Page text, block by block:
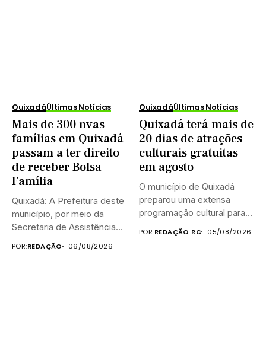
QuixadáÚltimas Notícias
Mais de 300 nvas
famílias em Quixadá
passam a ter direito
de receber Bolsa
Família
Quixadá: A Prefeitura deste
município, por meio da
Secretaria de Assistência
POR:REDAÇÃO 06/08/2026
QuixadáÚltimas Notícias
Quixadá terá mais de
20 dias de atrações
culturais gratuitas
em agosto
O município de Quixadá
preparou uma extensa
programação cultural para
POR:REDAÇÃO RC 05/08/2026